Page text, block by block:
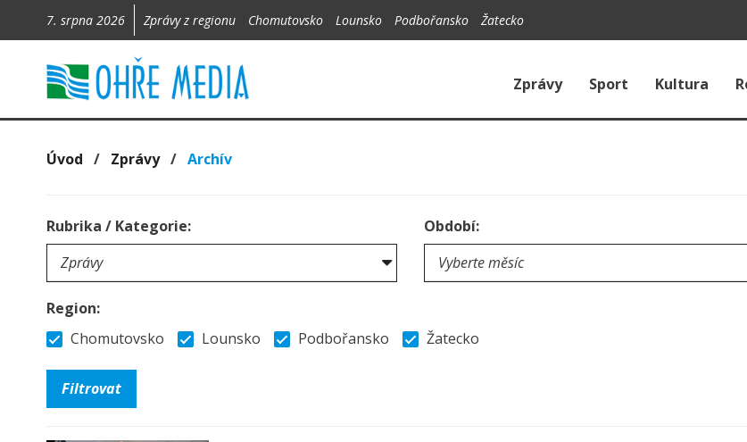
7. srpna 2026 Zprávy z regionu Chomutovsko Lounsko Podbořansko Žatecko
Zprávy Sport Kultura
Úvod / Zprávy/ Archív
Rubrika / Kategorie: Období:
Region:
Chomutovsko
Lounsko Podbořansko Žatecko